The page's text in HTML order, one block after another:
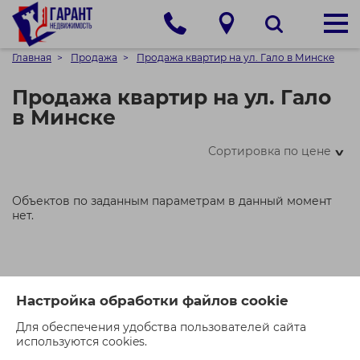
Настройка обработки файлов cookie
Для обеспечения удобства пользователей сайта
используются cookies.
Главная Продажа Продажа квартир на ул. Гало в Минске
Продажа квартир на ул. Гало
в Минске
Сортировка по цене>
Объектов по заданным параметрам в данный момент
нет.
ОСТАВИТЬ ЗАЯВКУ